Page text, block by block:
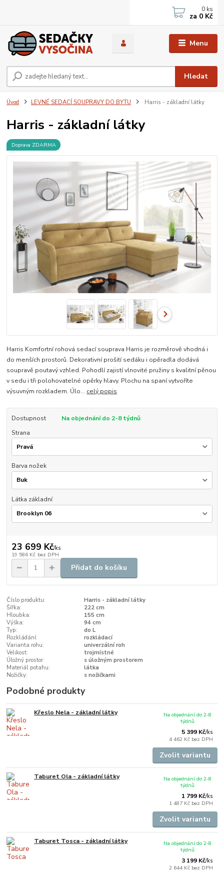
Menu
Hledat
0 ks
za 0 Kč
Úvod LEVNÉ SEDACÍ SOUPRAVY DO BYTU Harris - základní látky
Harris - základní látky
Doprava ZDARMA
Harris Komfortní rohová sedací souprava Harris je rozměrově vhodná i
do menších prostorů. Dekorativní prošití sedáku i opěradla dodává
soupravě poutavý vzhled. Pohodlí zajistí vlnovité pružiny s kvalitní pěnou
v sedu i tři polohovatelné opěrky hlavy. Plochu na spaní vytvoříte
výsuvným rozkladem. Úlo... celý popis
Dostupnost
Na objednání do 2-8 týdnů
Strana
Barva nožek
Látka základní
23 699 Kč/ks
19 586 Kč bez DPH
Přidat do košíku
Číslo produktu:
Harris - základní látky
Šířka:
222 cm
Hloubka:
155 cm
Výška:
94 cm
Typ:
do L
Rozkládání:
rozkládací
Varianta rohu:
univerzální roh
Velikost:
trojmístné
Úložný prostor:
s úložným prostorem
Materiál potahu:
látka
Nožičky:
s nožičkami
Podobné produkty
Křeslo Nela - základní látky
5 399 Kč/ks
4 462 Kč bez DPH
Na objednání do 2-8
týdnů
Zvolit variantu
Taburet Ola - základní látky
1 799 Kč/ks
1 487 Kč bez DPH
Na objednání do 2-8
týdnů
Zvolit variantu
Taburet Tosca - základní látky
3 199 Kč/ks
2 644 Kč bez DPH
Na objednání do 2-8
týdnů